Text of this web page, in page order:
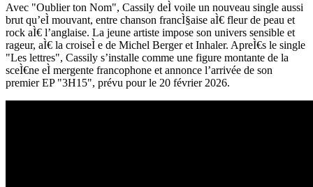
Avec "Oublier ton Nom", Cassily deÌ voile un nouveau single aussi
brut qu’eÌ mouvant, entre chanson francÌ§aise aÌ€ fleur de peau et
rock aÌ€ l’anglaise. La jeune artiste impose son univers sensible et
rageur, aÌ€ la croiseÌ e de Michel Berger et Inhaler. ApreÌ€s le single
"Les lettres", Cassily s’installe comme une figure montante de la
sceÌ€ne eÌ mergente francophone et annonce l’arrivée de son
premier EP "3H15", prévu pour le 20 février 2026.